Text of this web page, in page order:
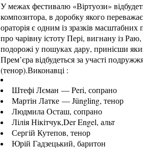
У межах фестивалю «Віртуози»
композитора, в доробку якого
ораторія є одним із зразків
про чарівну істоту Пері, вигнану із
подорожі у пошуках дару, принісши
Прем’єра відбудеться за участі
(тенор).Виконавці :
Штефі Лєман — Peri, сопрано
Мартін Латке — Jüngling, тенор
Людмила Осташ, сопрано
Лілія Нікітчук,Der Engel, альт
Сергій Кутепов, тенор
Юрій Гадзецький, баритон